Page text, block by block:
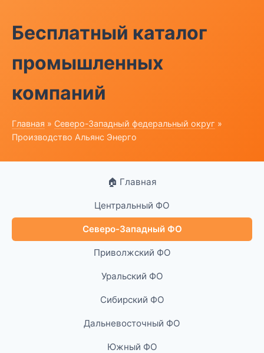
Бесплатный каталог
промышленных
компаний
Главная » Северо-Западный федеральный округ »
Производство Альянс Энерго
🏠 Главная
Центральный ФО
Северо-Западный ФО
Приволжский ФО
Уральский ФО
Сибирский ФО
Дальневосточный ФО
Южный ФО